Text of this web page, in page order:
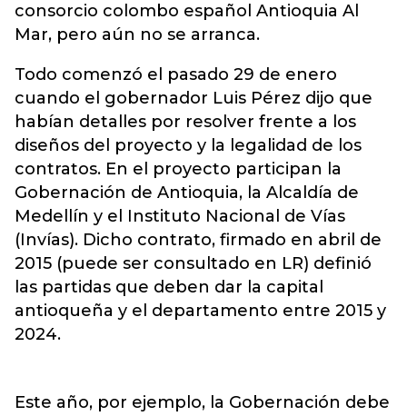
consorcio colombo español Antioquia Al
Mar, pero aún no se arranca.
Todo comenzó el pasado 29 de enero
cuando el gobernador Luis Pérez dijo que
habían detalles por resolver frente a los
diseños del proyecto y la legalidad de los
contratos. En el proyecto participan la
Gobernación de Antioquia, la Alcaldía de
Medellín y el Instituto Nacional de Vías
(Invías). Dicho contrato, firmado en abril de
2015 (puede ser consultado en LR) definió
las partidas que deben dar la capital
antioqueña y el departamento entre 2015 y
2024.
Este año, por ejemplo, la Gobernación debe